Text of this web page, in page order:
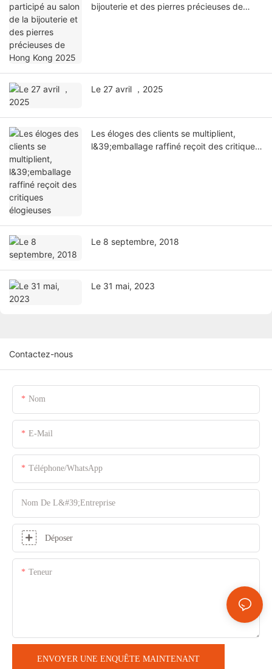
bijouterie et des pierres précieuses de
Le 27 avril ，2025
Les éloges des clients se multiplient,
l&39;emballage raffiné reçoit des critiques
Le 8 septembre, 2018
Le 31 mai, 2023
Contactez-nous
Nom
E-Mail
Téléphone/WhatsApp
Nom De L&#39;entreprise
Déposer
Teneur
ENVOYER UNE ENQUÊTE MAINTENANT